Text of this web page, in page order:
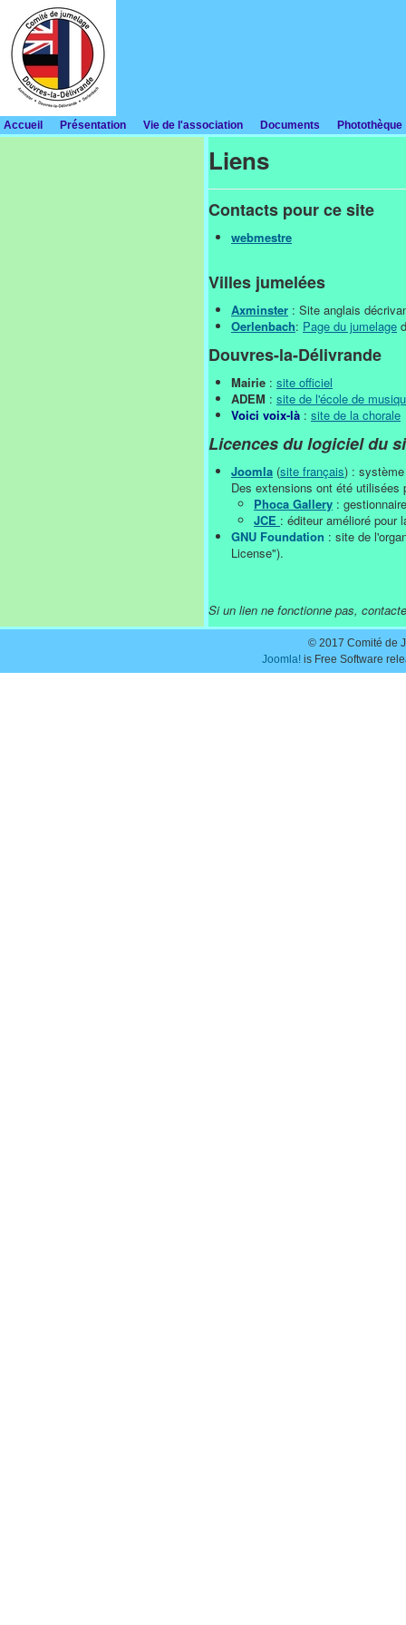
Accueil Présentation Vie de l'association Documents Photothèque
Liens
Contacts pour ce site
webmestre
Villes jumelées
Axminster : Site anglais
Oerlenbach: Page du jumelage
Douvres-la-Délivrande
Mairie : site officiel
ADEM : site de l'école de
Voici voix-là : site de la chorale
Licences du logiciel du
Joomla (site français) :
Des extensions ont été
Phoca Gallery :
JCE : éditeur amélioré pour
GNU Foundation : site de
License").
Si un lien ne fonctionne pas,
© 2017 Comité de
Joomla!is Free Software